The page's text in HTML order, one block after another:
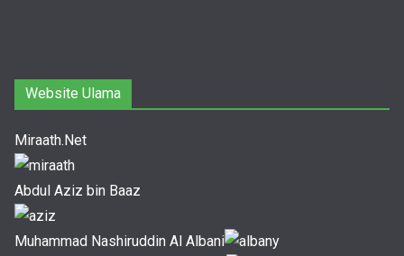
Website Ulama
Miraath.Net
Abdul Aziz bin Baaz
Muhammad Nashiruddin Al Albani